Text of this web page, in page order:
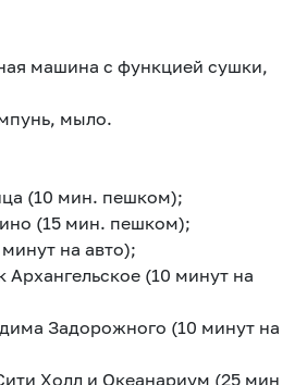
машина с функцией сушки,
мыло.
(10 мин. пешком);
(15 мин. пешком);
на авто);
(10 минут на
Задорожного (10 минут на
Холл и Океанариум (25 мин